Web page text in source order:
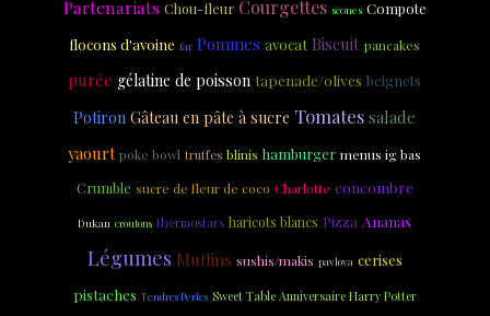
Partenariats Chou-fleur Courgettes scones Compote
flocons d'avoine far Pommes avocat Biscuit pancakes
purée gélatine de poisson tapenade/olives beignets
Potiron Gâteau en pâte à sucre Tomates salade
yaourt poke bowl truffes blinis hamburger menus ig bas
Crumble sucre de fleur de coco Charlotte concombre
Dukan croutons thermostars haricots blancs Pizza Ananas
Légumes Muffins sushis/makis pavlova cerises
pistaches Tendres Perles Sweet Table Anniversaire Harry Potter